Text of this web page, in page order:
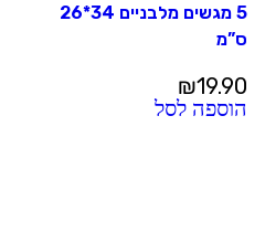
5 מגשים מלבניים 34*26
ס”מ
₪19.90
הוספה לסל